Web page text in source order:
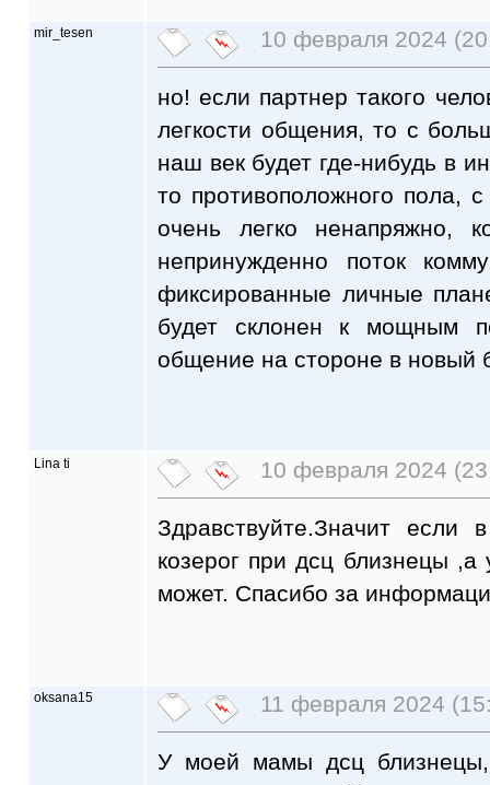
mir_tesen 10 февраля 2024
но! если партнер такого
легкости общения, то с
наш век будет где-нибудь в
то противоположного пола,
очень легко ненапряжно,
непринужденно поток
фиксированные личные
будет склонен к мощным
общение на стороне в новый
Lina ti 10 февраля 2024
Здравствуйте.Значит
козерог при дсц близнецы ,а
может. Спасибо за
oksana15 11 февраля 2024
У моей мамы дсц